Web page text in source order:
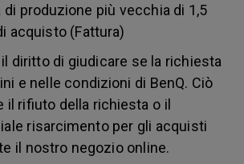
di produzione più vecchia di 1,5
acquisto (Fattura)
diritto di giudicare se la richiesta
e nelle condizioni di BenQ. Ciò
il rifiuto della richiesta o il
risarcimento per gli acquisti
il nostro negozio online.